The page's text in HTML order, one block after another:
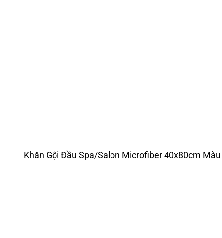
Khăn Gội Đầu Spa/Salon Microfiber 40x80cm